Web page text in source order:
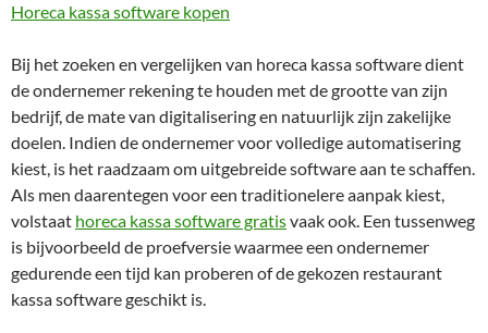
Horeca kassa software kopen
Bij het zoeken en vergelijken van horeca kassa software dient
de ondernemer rekening te houden met de grootte van zijn
bedrijf, de mate van digitalisering en natuurlijk zijn zakelijke
doelen. Indien de ondernemer voor volledige automatisering
kiest, is het raadzaam om uitgebreide software aan te schaffen.
Als men daarentegen voor een traditionelere aanpak kiest,
volstaat horeca kassa software gratisvaak ook. Een tussenweg
is bijvoorbeeld de proefversie waarmee een ondernemer
gedurende een tijd kan proberen of de gekozen restaurant
kassa software geschikt is.